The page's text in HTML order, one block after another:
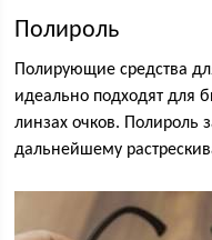
Полироль
Полирующие средства
идеально подходят для
линзах очков. Полироль
дальнейшему